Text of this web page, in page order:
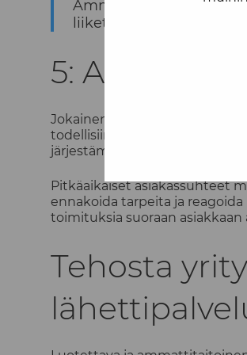
Ammattimainen
liiketoimintaa.
5:
Jokainen yritys on erilainen,
todellisiin tarpeisiin. Tämä
järjestämistä poikkeuksellisille
Pitkäaikaiset asiakassuhteet
ennakoida tarpeita ja
toimituksia suoraan asiakkaan
Tehosta